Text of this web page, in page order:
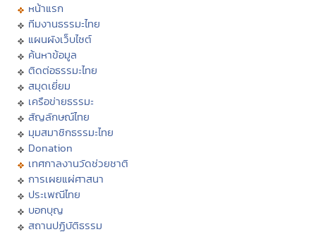
หน้าแรก
ทีมงานธรรมะไทย
แผนผังเว็บไซต์
ค้นหาข้อมูล
ติดต่อธรรมะไทย
สมุดเยี่ยม
เครือข่ายธรรมะ
สัญลักษณ์ไทย
มุมสมาชิกธรรมะไทย
Donation
เทศกาลงานวัดช่วยชาติ
การเผยแผ่ศาสนา
ประเพณีไทย
บอกบุญ
สถานปฏิบัติธรรม